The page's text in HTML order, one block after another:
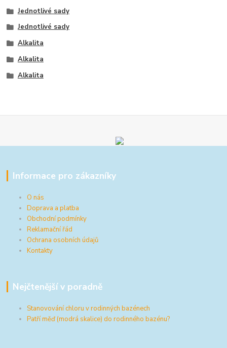
Jednotlivé sady
Jednotlivé sady
Alkalita
Alkalita
Alkalita
Informace pro zákazníky
O nás
Doprava a platba
Obchodní podmínky
Reklamační řád
Ochrana osobních údajů
Kontakty
Nejčtenější v poradně
Stanovování chloru v rodinných bazénech
Patří měď (modrá skalice) do rodinného bazénu?